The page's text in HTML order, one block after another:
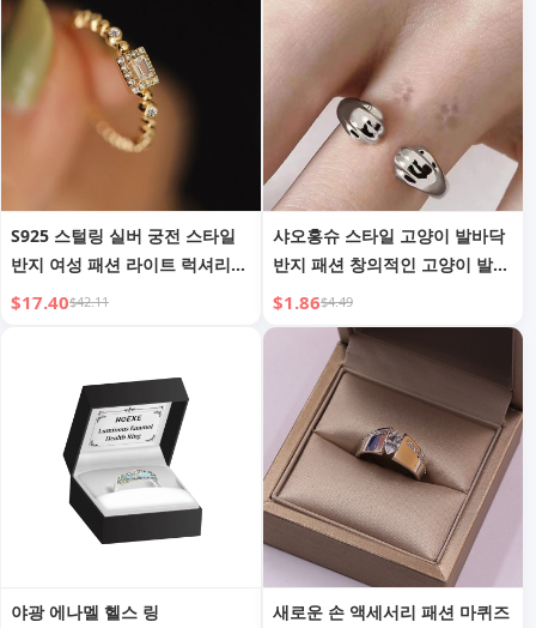
S925 스털링 실버 궁전 스타일
반지 여성 패션 라이트 럭셔리
검지 반지
$17.40$42.11
샤오홍슈 스타일 고양이 발바닥
반지 패션 창의적인 고양이 발자
국 오픈 링 달콤하고 귀여운 발
자국 손 보석
$1.86$4.49
야광 에나멜 헬스 링
새로운 손 액세서리 패션 마퀴즈